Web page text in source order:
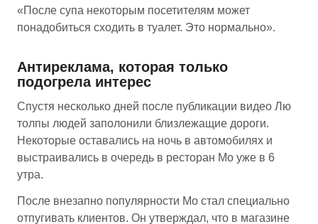
«После супа некоторым посетителям может
понадобиться сходить в туалет. Это нормально».
Антиреклама, которая только
подогрела интерес
Спустя несколько дней после публикации видео Лю
толпы людей заполонили близлежащие дороги.
Некоторые оставались на ночь в автомобилях и
выстраивались в очередь в ресторан Мо уже в 6
утра.
После внезапно популярности Мо стал специально
отпугивать клиентов. Он утверждал, что в магазине